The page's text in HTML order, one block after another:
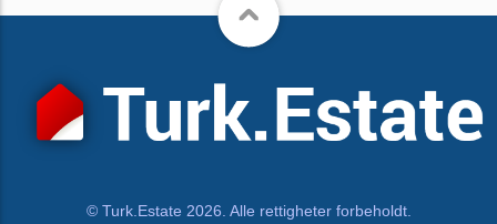
© Turk.Estate 2026. Alle rettigheter forbeholdt.